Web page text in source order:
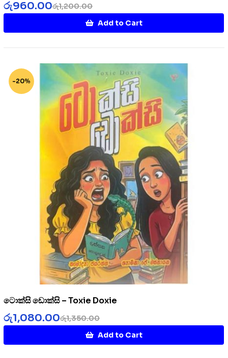
රු1,200.00
රු960.00
Add to Cart
-20%
ටොක්සි ඩොක්සි – Toxie Doxie
රු1,350.00
රු1,080.00
Add to Cart